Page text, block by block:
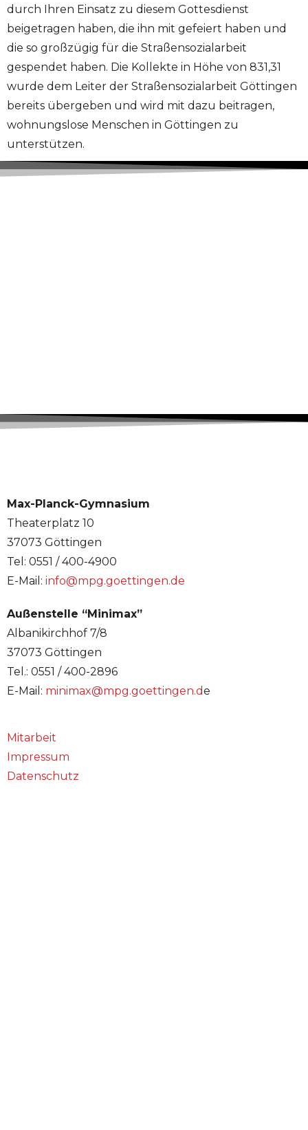
durch Ihren Einsatz zu diesem Gottesdienst
beigetragen haben, die ihn mit gefeiert haben und
die so großzügig für die Straßensozialarbeit
gespendet haben. Die Kollekte in Höhe von 831,31
wurde dem Leiter der Straßensozialarbeit Göttingen
bereits übergeben und wird mit dazu beitragen,
wohnungslose Menschen in Göttingen zu
unterstützen.
Max-Planck-Gymnasium
Theaterplatz 10
37073 Göttingen
Tel: 0551 / 400-4900
E-Mail: info@mpg.goettingen.de
Außenstelle “Minimax”
Albanikirchhof 7/8
37073 Göttingen
Tel.: 0551 / 400-2896
E-Mail: minimax@mpg.goettingen.de
Mitarbeit
Impressum
Datenschutz